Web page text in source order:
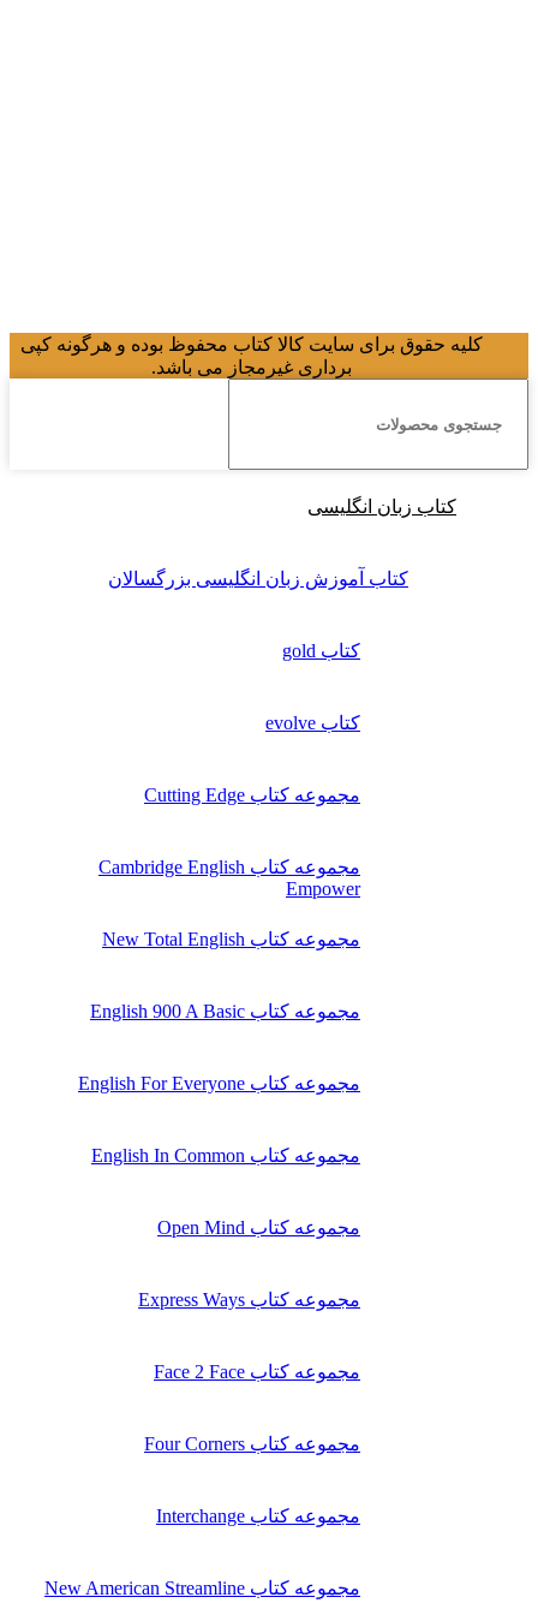
کلیه حقوق برای سایت کالا کتاب محفوظ بوده و هرگونه کپی
برداری غیرمجاز می باشد.
کتاب زبان انگلیسی
کتاب آموزش زبان انگلیسی بزرگسالان
کتاب gold
کتاب evolve
مجموعه کتاب Cutting Edge
مجموعه کتاب Cambridge English
Empower
مجموعه کتاب New Total English
مجموعه کتاب English 900 A Basic
مجموعه کتاب English For Everyone
مجموعه کتاب English In Common
مجموعه کتاب Open Mind
مجموعه کتاب Express Ways
مجموعه کتاب Face 2 Face
مجموعه کتاب Four Corners
مجموعه کتاب Interchange
مجموعه کتاب New American Streamline